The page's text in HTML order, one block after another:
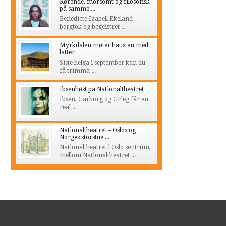
Rørende, morsomt og filosofisk
på samme ...
Benedicte Izabell Ekeland
bergtok og begeistret ...
Myrkdalen møter hausten med
latter
Siste helga i september kan du
få trimma ...
Ibsenhøst på Nationaltheatret
Ibsen, Garborg og Grieg får en
real ...
Nationaltheatret – Oslos og
Norges storstue ...
Nationaltheatret i Oslo sentrum,
mellom Nationaltheatret ...